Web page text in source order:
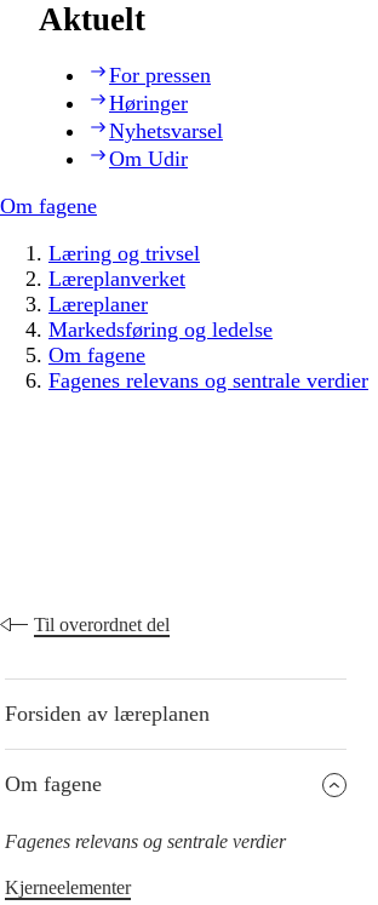
Aktuelt
For pressen
Høringer
Nyhetsvarsel
Om Udir
Om fagene
Læring og trivsel
Læreplanverket
Læreplaner
Markedsføring og ledelse
Om fagene
Fagenes relevans og sentrale verdier
Til overordnet del
Forsiden av læreplanen
Om fagene
Fagenes relevans og sentrale verdier
Kjerneelementer